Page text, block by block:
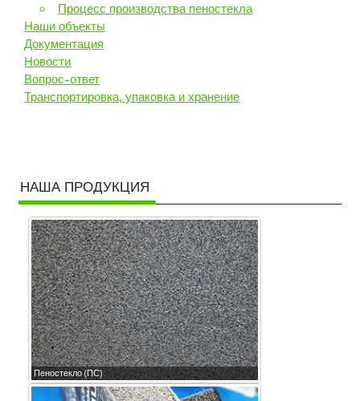
Процесс производства пеностекла
Наши объекты
Документация
Новости
Вопрос-ответ
Транспортировка, упаковка и хранение
НАША ПРОДУКЦИЯ
Пеностекло (ПС)